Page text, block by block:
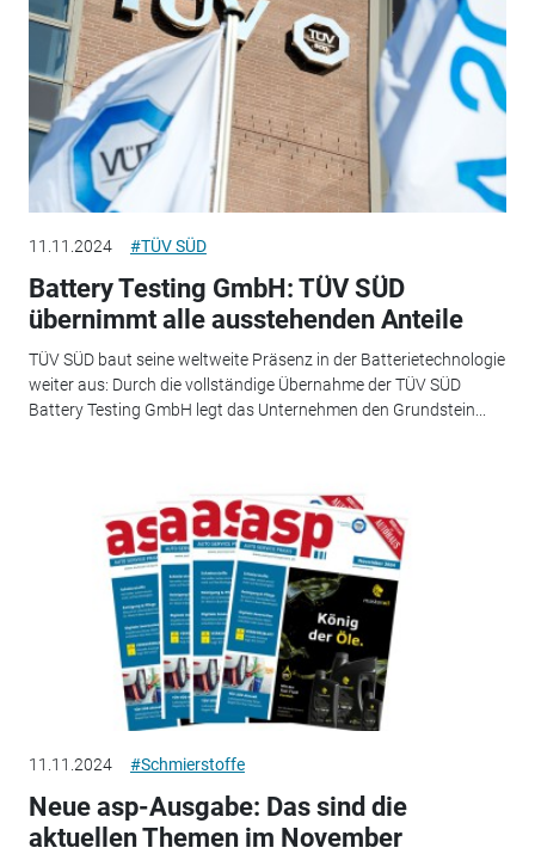
11.11.2024 #TÜV SÜD
Battery Testing GmbH: TÜV SÜD
übernimmt alle ausstehenden Anteile
TÜV SÜD baut seine weltweite Präsenz in der Batterietechnologie
weiter aus: Durch die vollständige Übernahme der TÜV SÜD
Battery Testing GmbH legt das Unternehmen den Grundstein...
11.11.2024 #Schmierstoffe
Neue asp-Ausgabe: Das sind die
aktuellen Themen im November